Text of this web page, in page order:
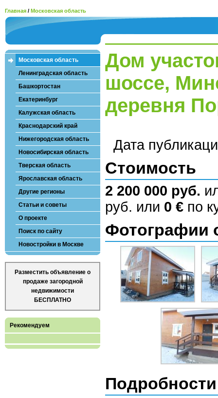
Главная / Московская область
Московская область
Ленинградская область
Башкортостан
Екатеринбург
Калужская область
Краснодарский край
Нижегородская область
Новосибирская область
Тверская область
Ярославская область
Другие регионы
Статьи и советы
О проекте
Поиск по сайту
Новостройки в Москве
Разместить объявление о
продаже загородной
недвижимости
БЕСПЛАТНО
Рекомендуем
Дом
шоссе,
деревня
Дата
Стоимость
2 200 000 руб.
руб. или 0 € по
Фотографии